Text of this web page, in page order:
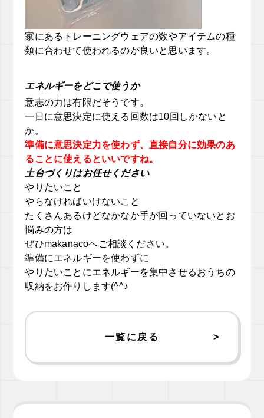
家にあるトレーニングウェアの数やアイテムの種
類に合わせて使われるのが良いと思います。
エネルギーをどこで使うか
意志の力は有限だそうです。
一日に意思決定に使える回数は10回しかないと
か。
準備に意思決定力を使わず、直接自分に効果のあ
ることに使えるといいですね。
土台づくりはお任せください
やりたいこと
やらなければいけないこと
たくさんあるけどなかなか手が回っていないとお
悩みの方は
ぜひmakanacoへご相談ください。
準備にエネルギーを使わずに
やりたいことにエネルギーを集中させるおうちの
収納をお作りします(^^♪
一覧に戻る